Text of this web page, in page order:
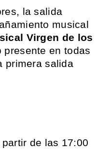
la salida
musical
Virgen de los
presente en todas
primera salida
de las 17:00